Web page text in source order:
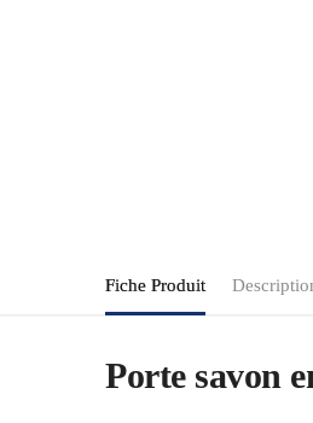
Fiche Produit
Porte savon